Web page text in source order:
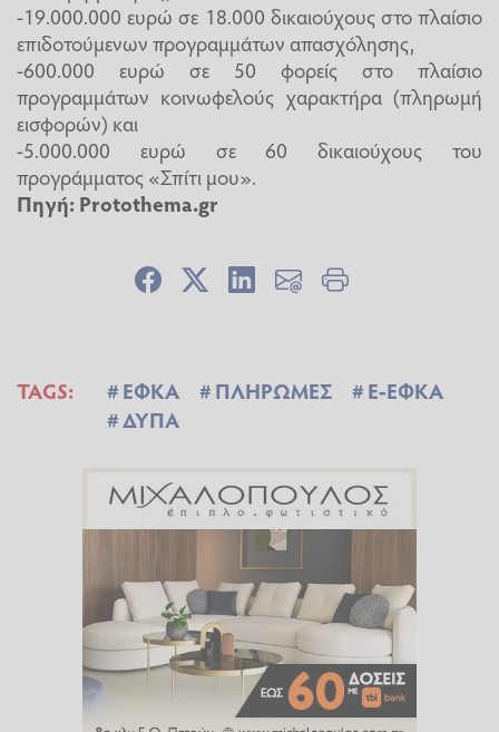
-19.000.000 ευρώ σε 18.000 δικαιούχους στο πλαίσιο
επιδοτούμενων προγραμμάτων απασχόλησης,
-600.000 ευρώ σε 50 φορείς στο πλαίσιο
προγραμμάτων κοινωφελούς χαρακτήρα (πληρωμή
εισφορών) και
-5.000.000 ευρώ σε 60 δικαιούχους του
προγράμματος «Σπίτι μου».
Πηγή: Protothema.gr
TAGS: ΕΦΚΑ ΠΛΗΡΩΜΕΣ
E-ΕΦΚΑ
ΔΥΠΑ